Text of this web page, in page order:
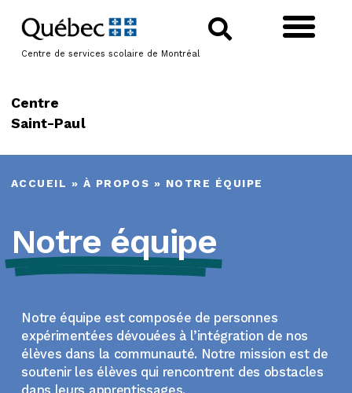
Centre de services scolaire de Montréal
Centre
Saint-Paul
ACCUEIL » À PROPOS » NOTRE ÉQUIPE
Notre équipe
Notre équipe est composée de personnes
expérimentées dévouées à l’intégration de nos
élèves dans la communauté. Notre mission est de
soutenir les élèves qui rencontrent des obstacles